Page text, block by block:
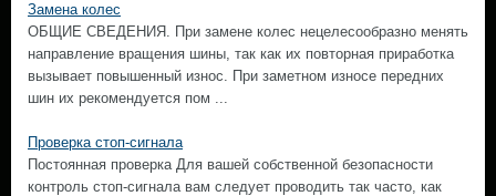
Замена колес
ОБЩИЕ СВЕДЕНИЯ. При замене колес нецелесообразно менять
направление вращения шины, так как их повторная приработка
вызывает повышенный износ. При заметном износе передних
шин их рекомендуется пом ...
Проверка стоп-сигнала
Постоянная проверка Для вашей собственной безопасности
контроль стоп-сигнала вам следует проводить так часто, как